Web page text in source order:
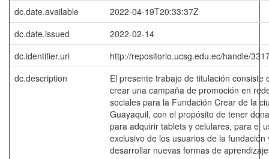
dc.date.available
2022-04-19T20:33:37Z
dc.date.issued
2022-02-14
dc.identifier.uri
http://repositorio.ucsg.edu.ec/handle/
dc.description
El presente trabajo de titulación consiste
crear una campaña de promoción en
sociales para la Fundación Crear de la
Guayaquil, con el propósito de tener
para adquirir tablets y celulares, para el
exclusivo de los usuarios de la fundación
desarrollar nuevas formas de